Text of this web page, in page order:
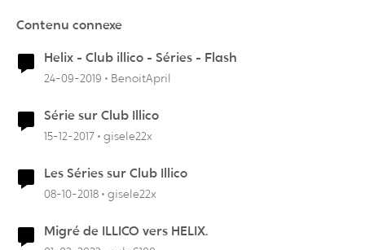
Contenu connexe
Helix - Club illico - Séries - Flash
24-09-2019 BenoitApril
Série sur Club Illico
15-12-2017 gisele22x
Les Séries sur Club Illico
08-10-2018 gisele22x
Migré de ILLICO vers HELIX.